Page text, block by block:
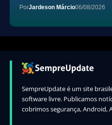
PorJardeson Márcio06/08/2026
SempreUpdate é um site
software livre. Publicamos
cobrimos segurança, Android,